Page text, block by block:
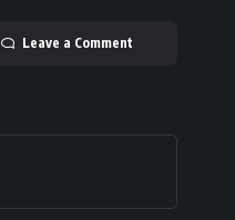
Leave a Comment